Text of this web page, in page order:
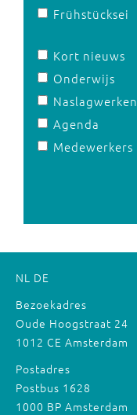
Frühstücksei
Kort nieuws
Onderwijs
Naslagwerken
Agenda
Medewerkers
NL DE
Bezoekadres
Oude Hoogstraat 24
1012 CE Amsterdam
Postadres
Postbus 1628
1000 BP Amsterdam